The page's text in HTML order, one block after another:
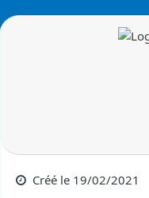
Créé le 19/02/2021